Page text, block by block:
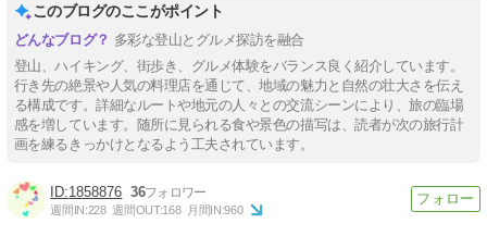
このブログのここがポイント
多彩な登山とグルメ探訪を融合
登山、ハイキング、街歩き、グルメ体験をバランス良く紹介しています。
行き先の絶景や人気の料理店を通じて、地域の魅力と自然の壮大さを伝え
る構成です。詳細なルートや地元の人々との交流シーンにより、旅の臨場
感を増しています。随所に見られる食や景色の描写は、読者が次の旅行計
画を練るきっかけとなるよう工夫されています。
1858876 36
週間IN:228 週間OUT:168 月間IN:960